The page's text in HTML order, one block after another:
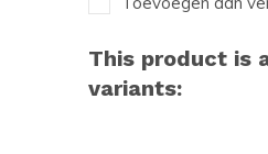
This product is
variants: